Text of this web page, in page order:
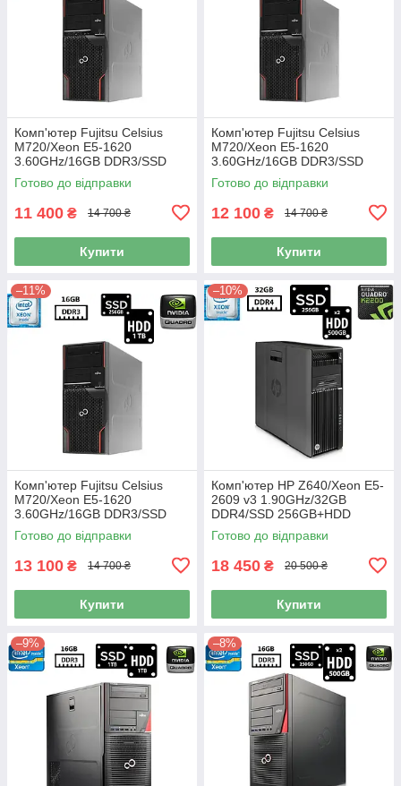
Комп'ютер Fujitsu Celsius
M720/Xeon E5-1620
3.60GHz/16GB DDR3/SSD
256GB+HDD 1TB/NVIDIA
Quadro 600 1GB/500W Б/В
Готово до відправки
11 400 ₴ 14 700 ₴
Купити
Комп'ютер Fujitsu Celsius
M720/Xeon E5-1620
3.60GHz/16GB DDR3/SSD
256GB+HDD 1TB/NVIDIA
Quadro 4000 2GB/500W Б/В
Готово до відправки
12 100 ₴ 14 700 ₴
Купити
–11%
Комп'ютер Fujitsu Celsius
M720/Xeon E5-1620
3.60GHz/16GB DDR3/SSD
256GB+HDD 1TB/NVIDIA
Quadro K2000 2GB/500W Б/В
Готово до відправки
13 100 ₴ 14 700 ₴
Купити
–10%
Комп'ютер HP Z640/Xeon E5-
2609 v3 1.90GHz/32GB
DDR4/SSD 256GB+HDD
1TB/NVIDIA Quadro K2200
4GB/925W Б/В
Готово до відправки
18 450 ₴ 20 500 ₴
Купити
–9% –8%